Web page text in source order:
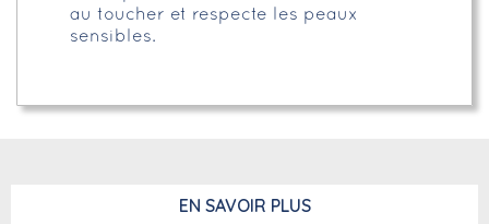
au toucher et respecte les peaux
sensibles.
EN SAVOIR PLUS